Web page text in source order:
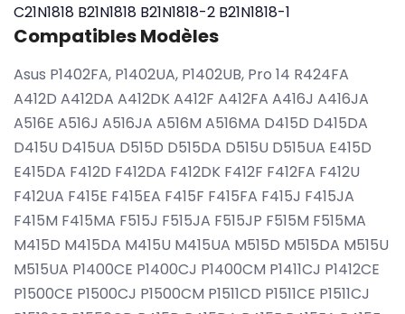
C21N1818 B21N1818 B21N1818-2 B21N1818-1
Compatibles Modèles
Asus P1402FA, P1402UA, P1402UB, Pro 14 R424FA
A412D A412DA A412DK A412F A412FA A416J A416JA
A516E A516J A516JA A516M A516MA D415D D415DA
D415U D415UA D515D D515DA D515U D515UA E415D
E415DA F412D F412DA F412DK F412F F412FA F412U
F412UA F415E F415EA F415F F415FA F415J F415JA
F415M F415MA F515J F515JA F515JP F515M F515MA
M415D M415DA M415U M415UA M515D M515DA M515U
M515UA P1400CE P1400CJ P1400CM P1411CJ P1412CE
P1500CE P1500CJ P1500CM P1511CD P1511CE P1511CJ